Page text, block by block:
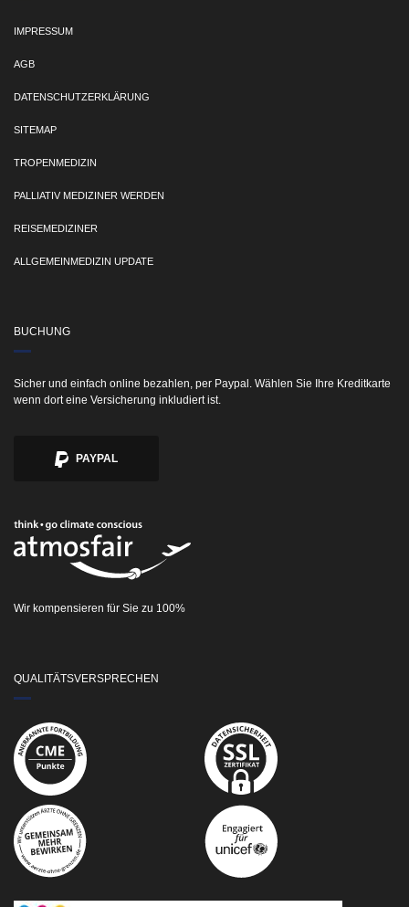
IMPRESSUM
AGB
DATENSCHUTZERKLÄRUNG
SITEMAP
TROPENMEDIZIN
PALLIATIV MEDIZINER WERDEN
REISEMEDIZINER
ALLGEMEINMEDIZIN UPDATE
BUCHUNG
Sicher und einfach online bezahlen, per Paypal. Wählen Sie Ihre Kreditkarte
wenn dort eine Versicherung inkludiert ist.
PAYPAL
Wir kompensieren für Sie zu 100%
QUALITÄTSVERSPRECHEN